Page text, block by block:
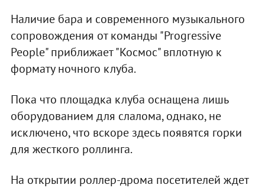
Наличие бара и современного музыкального
сопровождения от команды "Progressive
People" приближает "Космос" вплотную к
формату ночного клуба.
Пока что площадка клуба оснащена лишь
оборудованием для слалома, однако, не
исключено, что вскоре здесь появятся горки
для жесткого роллинга.
На открытии роллер-дрома посетителей ждет